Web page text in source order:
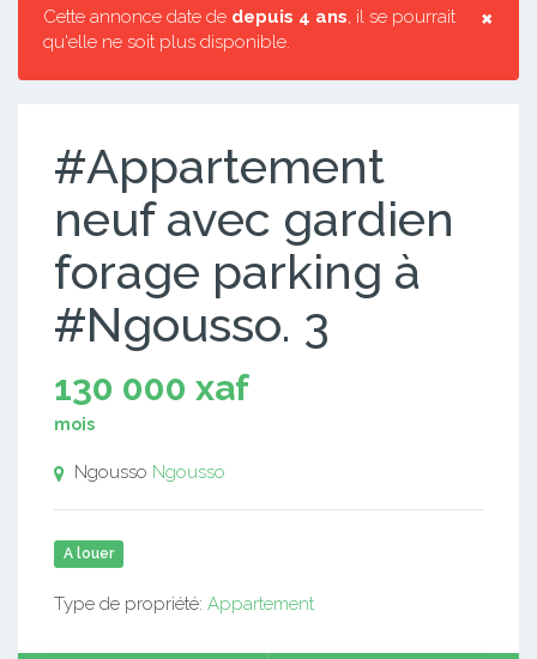
×
Cette annonce date de depuis 4 ans, il se pourrait
qu'elle ne soit plus disponible.
#Appartement
neuf avec gardien
forage parking à
#Ngousso. 3
130 000 xaf
mois
Ngousso Ngousso
A louer
Type de propriété: Appartement